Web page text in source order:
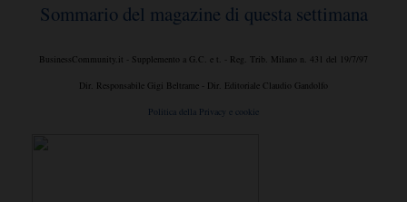
Sommario del magazine di questa settimana
BusinessCommunity.it - Supplemento a G.C. e t. - Reg. Trib. Milano n. 431 del 19/7/97
Dir. Responsabile Gigi Beltrame - Dir. Editoriale Claudio Gandolfo
Politica della Privacy e cookie